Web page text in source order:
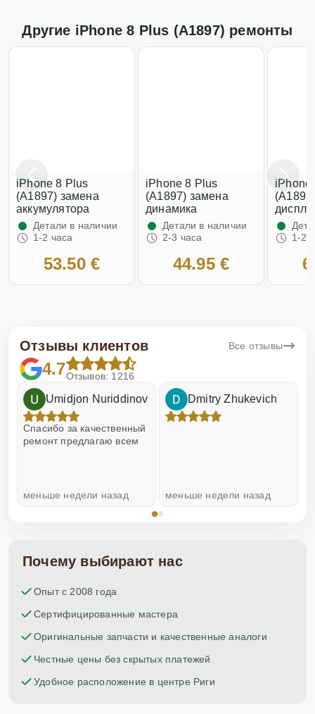
Другие iPhone 8 Plus (A1897) ремонты
iPhone 8 Plus
(A1897) замена
аккумулятора
Детали в наличии
1-2 часа
53.50 €
iPhone 8 Plus
(A1897) замена
динамика
Детали в наличии
2-3 часа
44.95 €
iPhone
1-2
Отзывы клиентов Все отзывы
4.7Отзывов: 1216
Umidjon Nuriddinov
Спасибо за качественный
ремонт предлагаю всем
меньше недели назад
Dmitry Zhukevich
меньше недели назад
Почему выбирают нас
Опыт с 2008 года
Сертифицированные мастера
Оригинальные запчасти и качественные аналоги
Честные цены без скрытых платежей
Удобное расположение в центре Риги